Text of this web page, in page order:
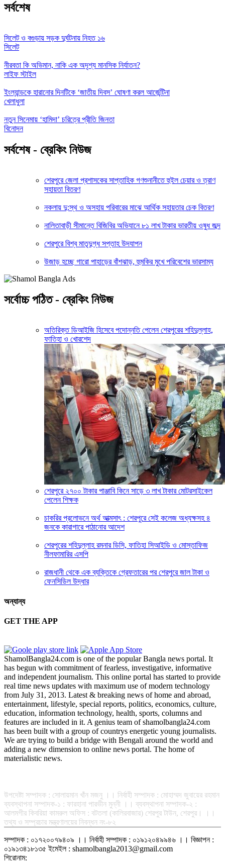
সর্বশেষ
সিলেট ও বগুড়ায় সড়ক দুর্ঘটনায় নিহত ১৬
সিলেট
নীরবতা কি অভিমান, নাকি এক অদৃশ্য মানসিক নির্যাতন?
লাইফ স্টাইল
ইংল্যান্ডকে হারানোর দিনটিকে ‘জাতীয় দিবস’ ঘোষণা করল আর্জেন্টিনা
খেলাধুলা
নতুন সিনেমায় ‘হামিদা’ চরিত্রে প্রীতি জিনতা
বিনোদন
সর্বশেষ - ব্রেকিং নিউজ
শেরপুরে জেলা প্রশাসকের সাপ্তাহিক গণশুনানীতে হুইল চেয়ার ও ত্রাণ
সহায়তা বিতরণ
নকলায় দু:স্থ ও অসহায় পরিবারের মাঝে আর্থিক সহায়তার চেক বিতরণ
নালিতাবাড়ী সীমান্তে বিজিবির অভিযানে ৮১ লাখ টাকার ভারতীয় ওষুধ জব্দ
শেরপুরে বিশ্ব মাতৃদুগ্ধ সপ্তাহ উদযাপন
উজাড় হচ্ছে গারো পাহাড়ের বাঁশঝাড়, হুমকির মুখে পরিবেশের ভারসাম্য
সর্বোচ্চ পঠিত - ব্রেকিং নিউজ
অতিরিক্ত ডিআইজি হিসেবে পদোন্নতি পেলেন শেরপুরের শহিদুল্লাহ,
ফাতিহা ও খোরশেদ
শেরপুরে ২৭০০ টাকার পাঞ্জাবি কিনে সাড়ে ৩ লাখ টাকার মোটরসাইকেল
পেলেন শিক্ষক
চাকরির প্রলোভনে অর্থ আত্মসাৎ : শেরপুরে সেই কলেজ অধ্যক্ষসহ ৪
জনকে কারাগারে পাঠানোর আদেশ
শেরপুরের শহিদুল্লাহ রমনার ডিসি, ফাতিহা সিআইডি ও মোস্তাফিজ
নীলফামারির এসপি
রাজধানী থেকে এক ব্যক্তিকে গ্রেফতারের পর শেরপুরে জাল টাকা ও
ফেনসিডিল উদ্ধার
অন্যান্য
GET THE APP
ShamolBangla24.com is one of the popular Bangla news portal. It
has begun with commitment of fearless, investigative, informative
and independent journalism. This online portal has started to provide
real time news updates with maximum use of modern technology
from July 31, 2013. Latest & breaking news of home and abroad,
entertainment, lifestyle, special reports, politics, economics, culture,
education, information technology, health, sports, columns and
features are included in it. A genius team of shamolbangla24.com
has been built with a group of countrys energetic young journalists.
We are trying to build a bridge with Bengali around the world and
adding a new dimension to online news portal. The home of
materialistic news.
উপদেষ্টা সম্পাদক : সোলায়মান খাঁন মজনু ।। নির্বাহী সম্পাদক : মোহাম্মদ জুবায়ের রহমান
ব্যবস্থাপনা সম্পাদক-১ : ফারহানা পারভীন মুন্নী ।। ব্যবস্থাপনা সম্পাদক-২ :
আলমগীর কিবরিয়া কামরুল অফিস : বটতলা (কালিরবাজার) শেরপুর টাউন, শেরপুর। ।।
তথ্য ও সম্প্রচার মন্ত্রণালয়ের নিবন্ধন নং-৮২
সম্পাদক : ০১৭২০০৭৯৪০৯ ।। নির্বাহী সম্পাদক : ০১৯১২০৪৯৯৪৬ ।। বিজ্ঞাপন :
০১৯১৩৪১৮১৩৫ ইমেইল : shamolbangla2013@gmail.com
শিরোনাম: